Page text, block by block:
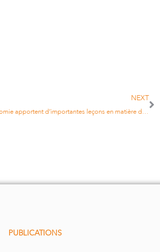
NEXT
Les nouveaux lauréats du Prix Nobel d’économie apportent d’importantes leçons en matière d’investissement
PUBLICATIONS